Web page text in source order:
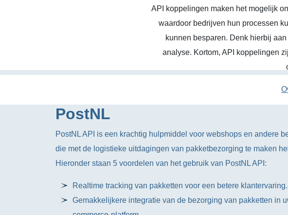
API koppelingen maken het mogelijk
waardoor bedrijven hun processen
kunnen besparen. Denk hierbij
analyse. Kortom, API koppelingen
PostNL
PostNL API is een krachtig hulpmiddel voor webshops en andere
die met de logistieke uitdagingen van pakketbezorging te maken
Hieronder staan 5 voordelen van het gebruik van PostNL API:
Realtime tracking van pakketten voor een betere klantervaring.
Gemakkelijkere integratie van de bezorging van pakketten in